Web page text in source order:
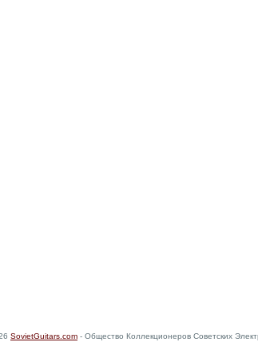
SovietGuitars.com - Общество Коллекционеров Советских